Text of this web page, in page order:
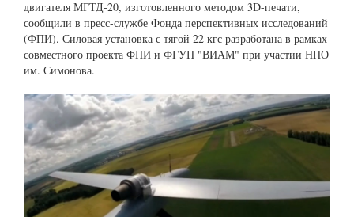
двигателя МГТД-20, изготовленного методом 3D-печати,
сообщили в пресс-службе Фонда перспективных исследований
(ФПИ). Силовая установка с тягой 22 кгс разработана в рамках
совместного проекта ФПИ и ФГУП "ВИАМ" при участии НПО
им. Симонова.